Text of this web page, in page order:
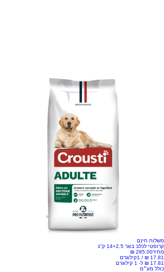
משלוח חינם
קרוסטי לכלב בוגר 14+2.5 ק"ג
מחיר
/ 1קילוגרם
כולל מע״מ